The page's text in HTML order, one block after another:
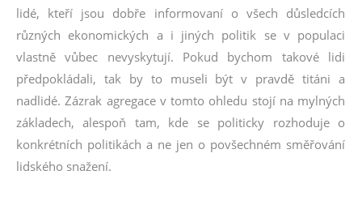
lidé, kteří jsou dobře informovaní o všech důsledcích
různých ekonomických a i jiných politik se v populaci
vlastně vůbec nevyskytují. Pokud bychom takové lidi
předpokládali, tak by to museli být v pravdě titáni a
nadlidé. Zázrak agregace v tomto ohledu stojí na mylných
základech, alespoň tam, kde se politicky rozhoduje o
konkrétních politikách a ne jen o povšechném směřování
lidského snažení.